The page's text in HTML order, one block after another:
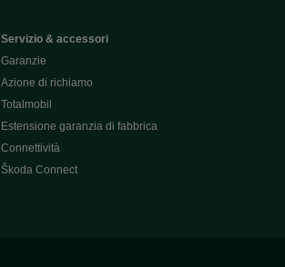
Servizio & accessori
Garanzie
Azione di richiamo
Totalmobil
Estensione garanzia di fabbrica
Connettività
Škoda Connect